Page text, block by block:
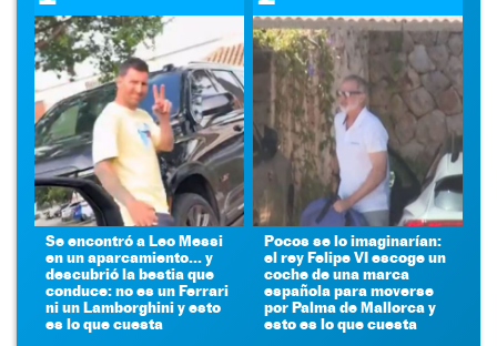
Se encontró a Leo Messi
en un aparcamiento... y
descubrió la bestia que
conduce: no es un Ferrari
ni un Lamborghini y esto
es lo que cuesta
Pocos se lo imaginarían:
el rey Felipe VI escoge un
coche de una marca
española para moverse
por Palma de Mallorca y
esto es lo que cuesta